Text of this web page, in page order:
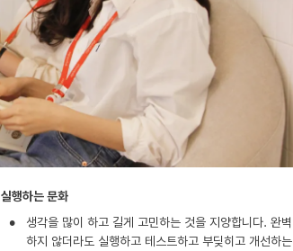
실행하는 문화
•
생각을 많이 하고 길게 고민하는 것을 지양합니다. 완벽
하지 않더라도 실행하고 테스트하고 부딪히고 개선하는